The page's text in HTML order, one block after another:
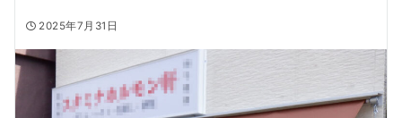
2025年7月31日